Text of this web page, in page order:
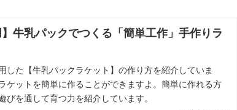
】牛乳パックでつくる「簡単工作」手作りラ
した【牛乳パックラケット】の作り方を紹介していま
ケットを簡単に作ることができますよ。簡単に作れる方
びを通して育つ力を紹介しています。